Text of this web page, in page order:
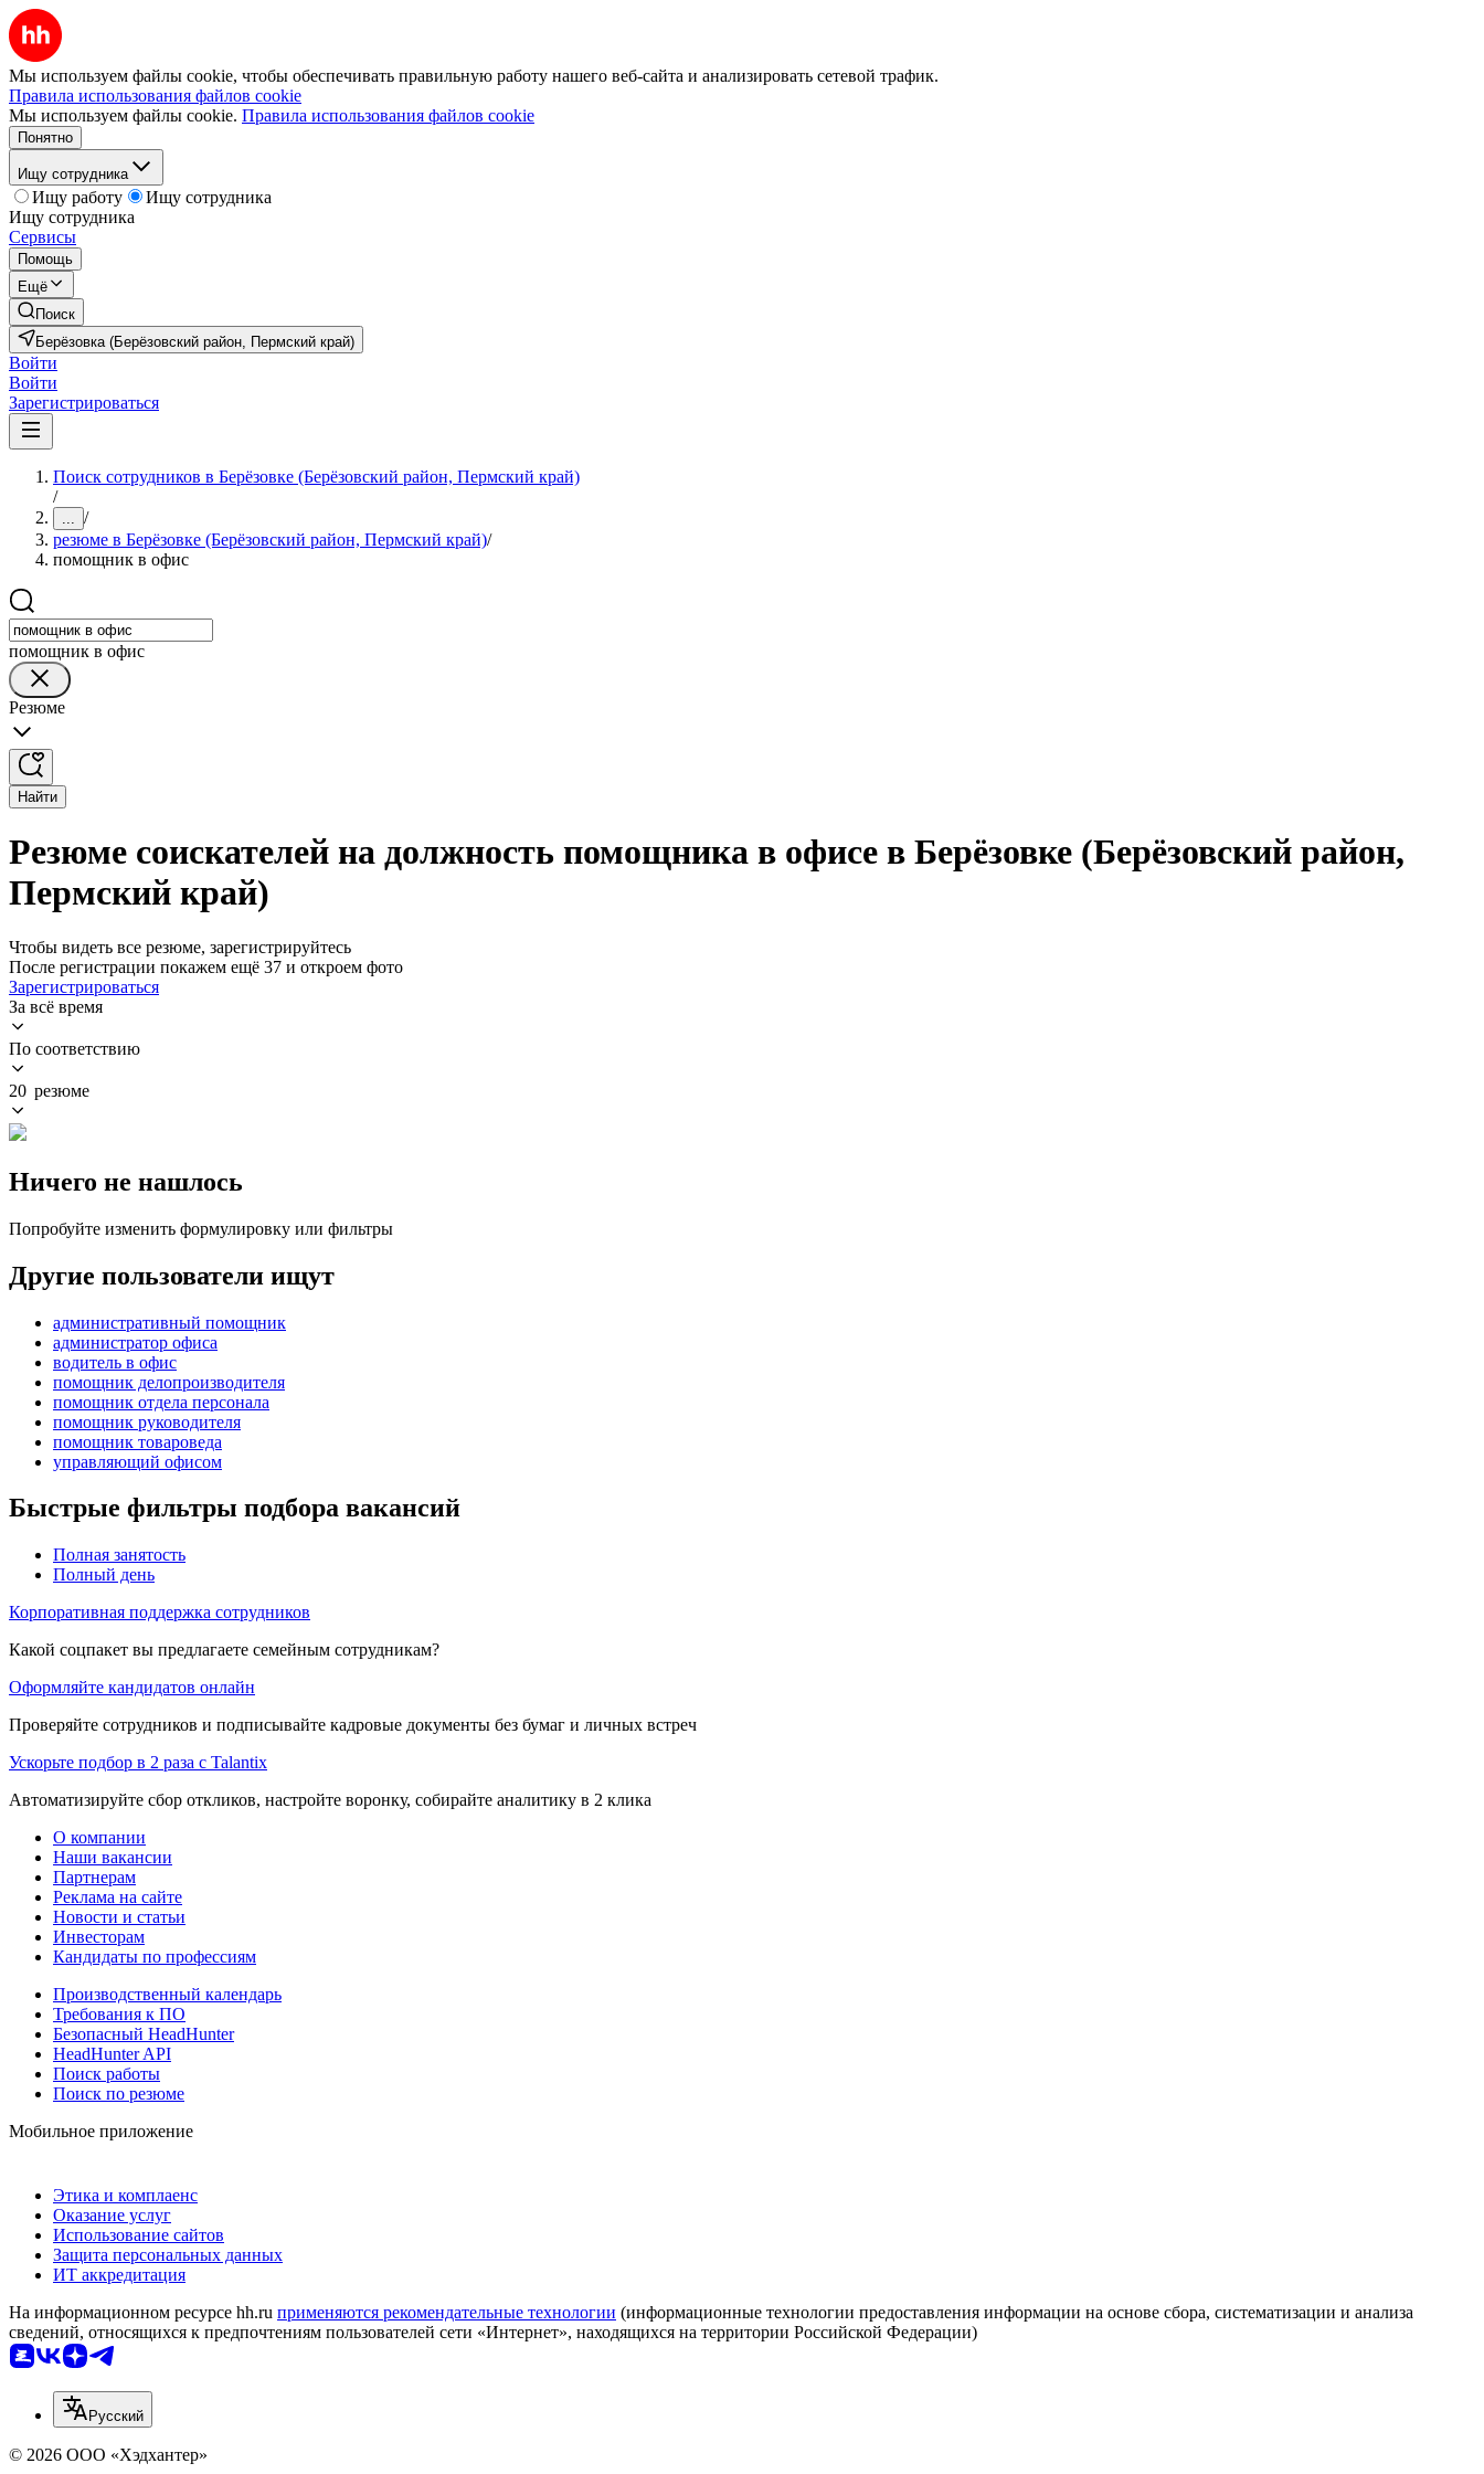
Мы используем файлы cookie, чтобы обеспечивать правильную работу нашего веб-сайта и анализировать сетевой трафик.
Правила использования файлов cookie
Мы используем файлы cookie. Правила использования файлов cookie
Понятно
Ищу сотрудника
Ищу работу
Ищу сотрудника
Ищу сотрудника
Сервисы
Помощь
Ещё
Поиск
Берёзовка (Берёзовский район, Пермский край)
Войти
Войти
Зарегистрироваться
Поиск сотрудников в Берёзовке (Берёзовский район, Пермский край)
/
... /
резюме в Берёзовке (Берёзовский район, Пермский край)/
помощник в офис
помощник в офис
Резюме
Найти
Резюме соискателей на должность помощника в офисе в Берёзовке (Берёзовский район,
Пермский край)
Чтобы видеть все резюме, зарегистрируйтесь
После регистрации покажем ещё 37 и откроем фото
Зарегистрироваться
За всё время
По соответствию
20 резюме
Ничего не нашлось
Попробуйте изменить формулировку или фильтры
Другие пользователи ищут
административный помощник
администратор офиса
водитель в офис
помощник делопроизводителя
помощник отдела персонала
помощник руководителя
помощник товароведа
управляющий офисом
Быстрые фильтры подбора вакансий
Полная занятость
Полный день
Корпоративная поддержка сотрудников
Какой соцпакет вы предлагаете семейным сотрудникам?
Оформляйте кандидатов онлайн
Проверяйте сотрудников и подписывайте кадровые документы без бумаг и личных встреч
Ускорьте подбор в 2 раза с Talantix
Автоматизируйте сбор откликов, настройте воронку, собирайте аналитику в 2 клика
О компании
Наши вакансии
Партнерам
Реклама на сайте
Новости и статьи
Инвесторам
Кандидаты по профессиям
Производственный календарь
Требования к ПО
Безопасный HeadHunter
HeadHunter API
Поиск работы
Поиск по резюме
Мобильное приложение
Этика и комплаенс
Оказание услуг
Использование сайтов
Защита персональных данных
ИТ аккредитация
На информационном ресурсе hh.ru применяются рекомендательные технологии (информационные технологии предоставления информации на основе сбора, систематизации и анализа
сведений, относящихся к предпочтениям пользователей сети «Интернет», находящихся на территории Российской Федерации)
Русский
© 2026 ООО «Хэдхантер»